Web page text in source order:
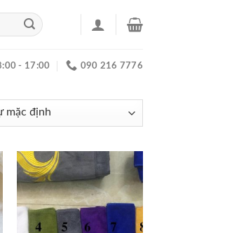
- 17:00 090 216 7776